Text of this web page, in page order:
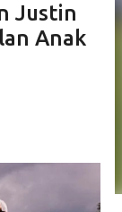
Justin
Anak